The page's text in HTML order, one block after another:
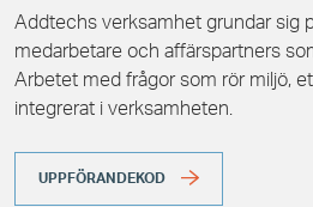
Addtechs verksamhet grundar sig
medarbetare och affärspartners
Arbetet med frågor som rör miljö,
integrerat i verksamheten.
UPPFÖRANDEKOD